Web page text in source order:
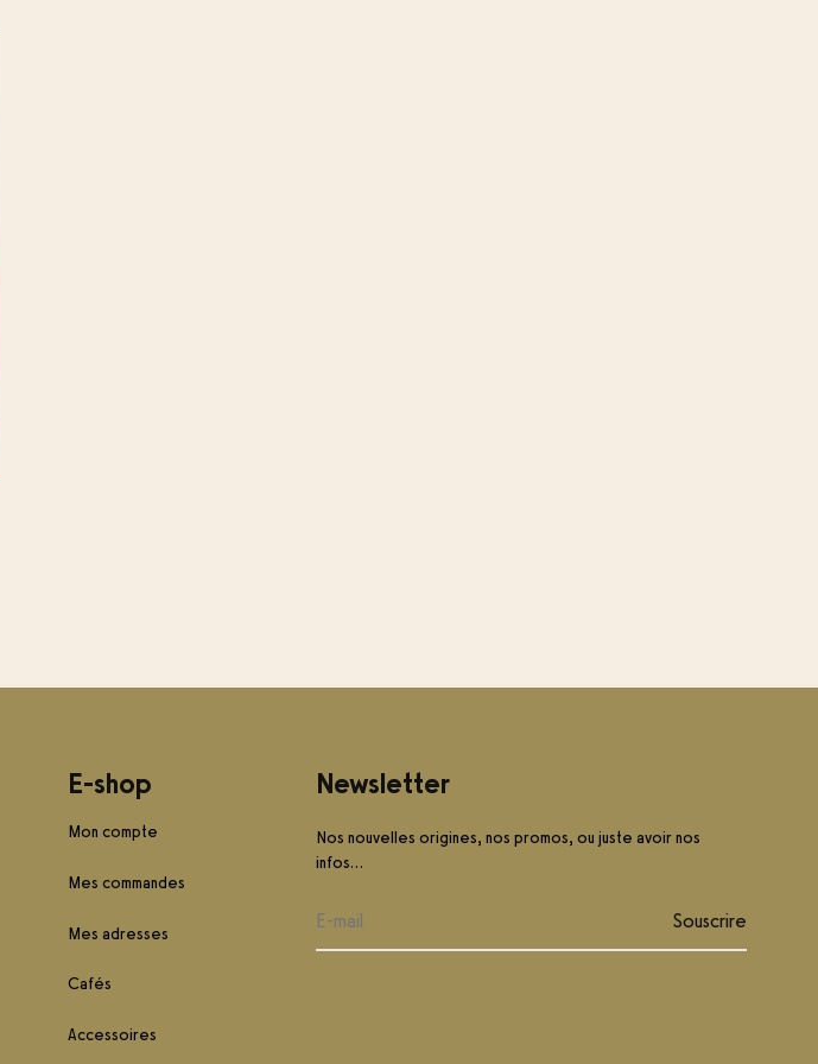
E-shop
Mon compte
Mes commandes
Mes adresses
Cafés
Accessoires
Newsletter
Nos nouvelles origines, nos promos, ou juste avoir nos
infos…